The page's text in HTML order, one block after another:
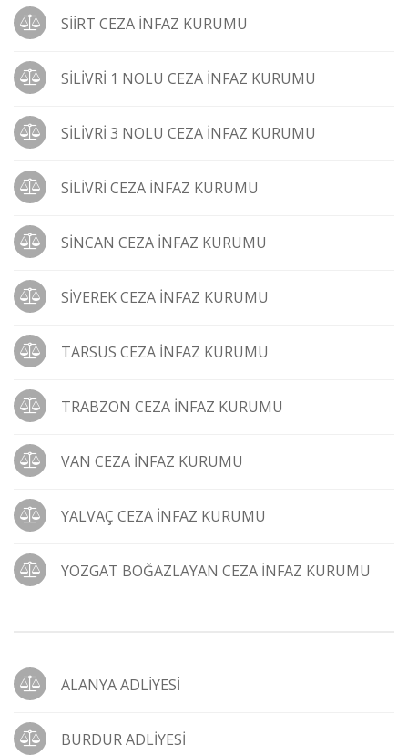
SİİRT CEZA İNFAZ KURUMU
SİLİVRİ 1 NOLU CEZA İNFAZ KURUMU
SİLİVRİ 3 NOLU CEZA İNFAZ KURUMU
SİLİVRİ CEZA İNFAZ KURUMU
SİNCAN CEZA İNFAZ KURUMU
SİVEREK CEZA İNFAZ KURUMU
TARSUS CEZA İNFAZ KURUMU
TRABZON CEZA İNFAZ KURUMU
VAN CEZA İNFAZ KURUMU
YALVAÇ CEZA İNFAZ KURUMU
YOZGAT BOĞAZLAYAN CEZA İNFAZ KURUMU
ALANYA ADLİYESİ
BURDUR ADLİYESİ